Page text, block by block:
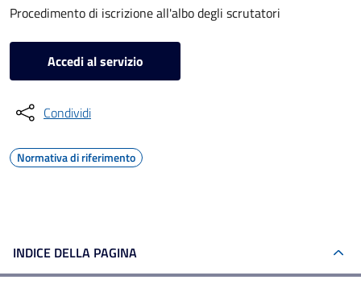
Procedimento di iscrizione all'albo degli scrutatori
Accedi al servizio
Condividi
Normativa di riferimento
INDICE DELLA PAGINA